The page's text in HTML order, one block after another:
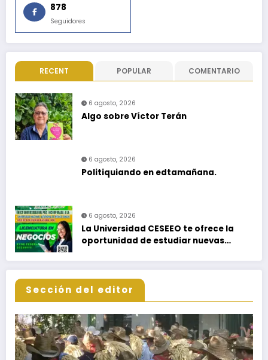
878
Seguidores
RECENT POPULAR COMENTARIO
6 agosto, 2026
Algo sobre Víctor Terán
6 agosto, 2026
Politiquiando en edtamañana.
6 agosto, 2026
La Universidad CESEEO te ofrece la
oportunidad de estudiar nuevas
Matriz Juchitán.
Sección del editor